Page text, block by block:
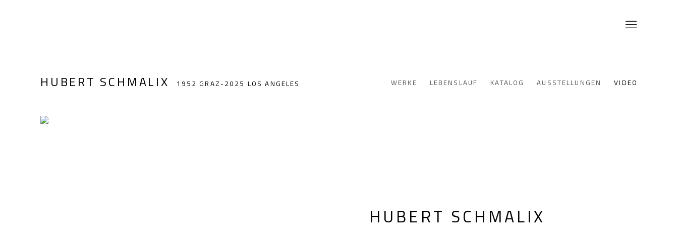
HUBERT SCHMALIX 1952 GRAZ-2025 LOS ANGELES WERKE LEBENSLAUF KATALOG AUSSTELLUNGEN VIDEO
HUBERT SCHMALIX